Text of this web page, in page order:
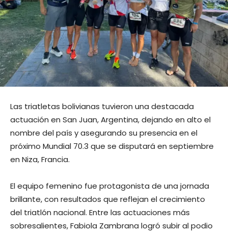
Las triatletas bolivianas tuvieron una destacada
actuación en San Juan, Argentina, dejando en alto el
nombre del país y asegurando su presencia en el
próximo Mundial 70.3 que se disputará en septiembre
en Niza, Francia.
El equipo femenino fue protagonista de una jornada
brillante, con resultados que reflejan el crecimiento
del triatlón nacional. Entre las actuaciones más
sobresalientes, Fabiola Zambrana logró subir al podio